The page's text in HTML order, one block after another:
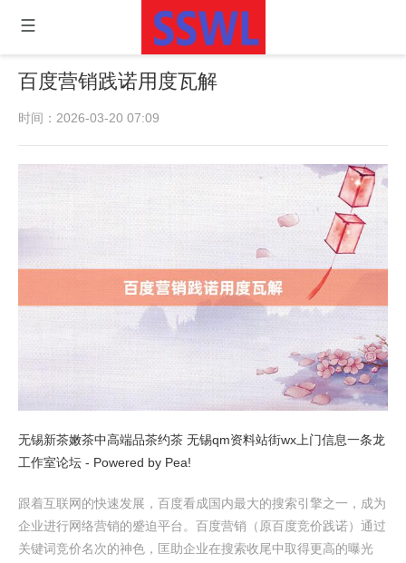
百度营销践诺用度瓦解
时间：2026-03-20 07:09
无锡新茶嫩茶中高端品茶约茶 无锡qm资料站街wx上门信息一条龙
工作室论坛 - Powered by Pea!
跟着互联网的快速发展，百度看成国内最大的搜索引擎之一，成为
企业进行网络营销的蹙迫平台。百度营销（原百度竞价践诺）通过
关键词竞价名次的神色，匡助企业在搜索收尾中取得更高的曝光